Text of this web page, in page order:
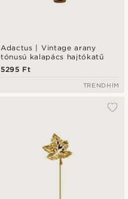
Adactus | Vintage arany
tónusú kalapács hajtókatű
5295 Ft
TRENDHIM